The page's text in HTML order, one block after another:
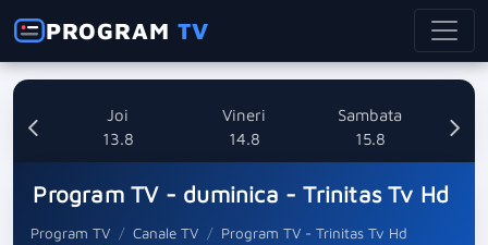
PROGRAMTV
Joi
13.8
Vineri
14.8
Sambata
15.8
Program TV - duminica - Trinitas Tv Hd
Program TV Canale TV
Program TV - Trinitas Tv Hd